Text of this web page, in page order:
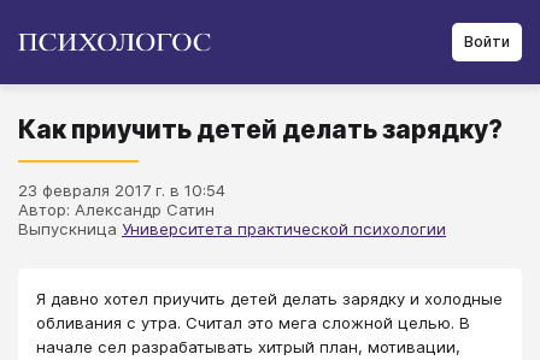
Войти
Как приучить детей делать зарядку?
23 февраля 2017 г. в 10:54
Автор: Александр Сатин
Выпускница Университета практической психологии
Я давно хотел приучить детей делать зарядку и холодные
обливания с утра. Считал это мега сложной целью. В
начале сел разрабатывать хитрый план, мотивации,